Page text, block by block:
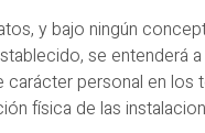
y bajo ningún
se entenderá
personal en
física de las